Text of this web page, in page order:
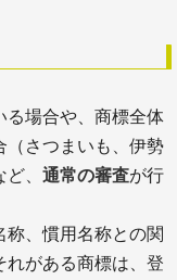
る場合や、商標全体
（さつまいも、伊勢
、 通常の審査が行
称、慣用名称との関
れがある商標は、登